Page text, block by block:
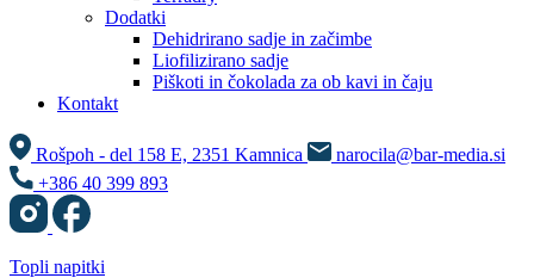
Dodatki
Dehidrirano sadje in začimbe
Liofilizirano sadje
Piškoti in čokolada za ob kavi in čaju
Kontakt
Rošpoh - del 158 E, 2351 Kamnica
narocila@bar-media.si
+386 40 399 893
Topli napitki